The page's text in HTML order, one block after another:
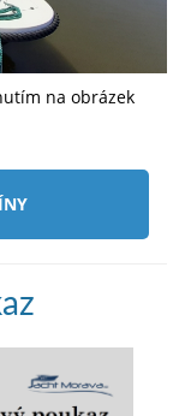
na obrázek